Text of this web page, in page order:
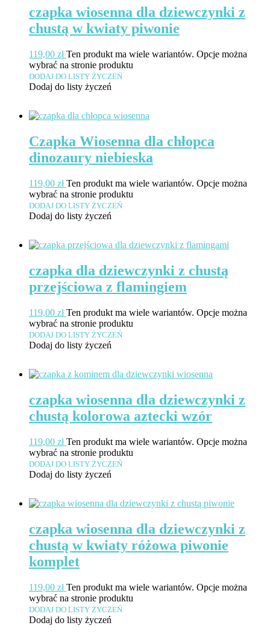
czapka wiosenna dla dziewczynki z
chustą w kwiaty piwonie
119,00 zł Ten produkt ma wiele wariantów. Opcje można
wybrać na stronie produktu
DODAJ DO LISTY ŻYCZEŃ
Dodaj do listy życzeń
Czapka Wiosenna dla chłopca
dinozaury niebieska
119,00 zł Ten produkt ma wiele wariantów. Opcje można
wybrać na stronie produktu
DODAJ DO LISTY ŻYCZEŃ
Dodaj do listy życzeń
czapka dla dziewczynki z chustą
przejściowa z flamingiem
119,00 zł Ten produkt ma wiele wariantów. Opcje można
wybrać na stronie produktu
DODAJ DO LISTY ŻYCZEŃ
Dodaj do listy życzeń
czapka wiosenna dla dziewczynki z
chustą kolorowa aztecki wzór
119,00 zł Ten produkt ma wiele wariantów. Opcje można
wybrać na stronie produktu
DODAJ DO LISTY ŻYCZEŃ
Dodaj do listy życzeń
czapka wiosenna dla dziewczynki z
chustą w kwiaty różowa piwonie
komplet
119,00 zł Ten produkt ma wiele wariantów. Opcje można
wybrać na stronie produktu
DODAJ DO LISTY ŻYCZEŃ
Dodaj do listy życzeń